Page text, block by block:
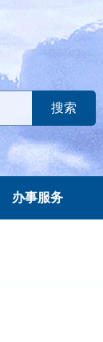
办事服务